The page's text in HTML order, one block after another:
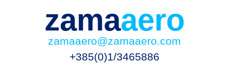
zamaaero
zamaaero@zamaaero.com
+385(0)1/3465886